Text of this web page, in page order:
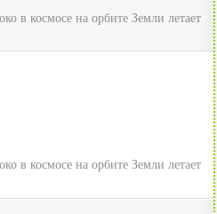
в космосе на орбите Земли летает
в космосе на орбите Земли летает